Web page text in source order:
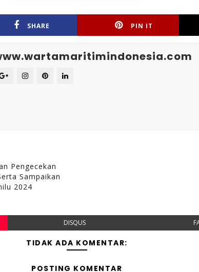
SHARE PIN IT
Pengecekan
Sampaikan
2024
DISQUS
TIDAK ADA KOMENTAR:
POSTING KOMENTAR